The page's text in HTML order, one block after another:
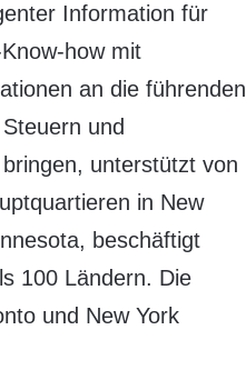
Information für
how mit
an die führenden
und
unterstützt von
in New
beschäftigt
100 Ländern. Die
und New York